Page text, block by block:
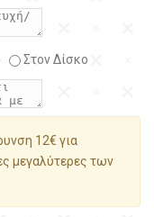
Στον Δίσκο
12€ για
μεγαλύτερες των